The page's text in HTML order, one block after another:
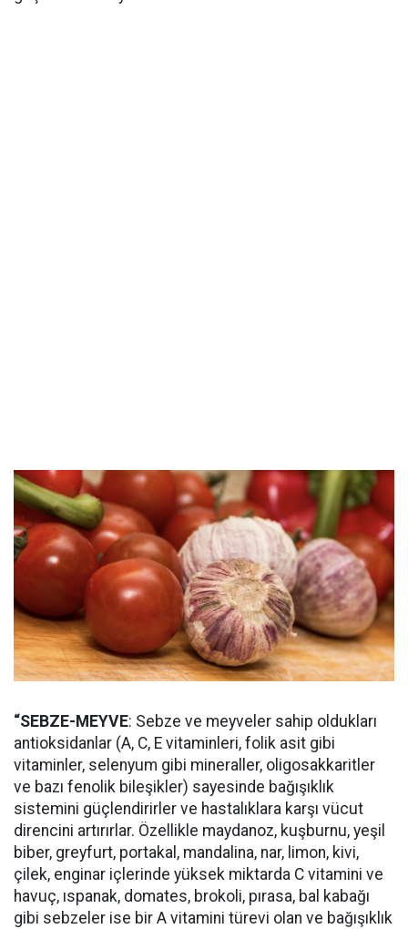
“SEBZE-MEYVE: Sebze ve meyveler sahip oldukları
antioksidanlar (A, C, E vitaminleri, folik asit gibi
vitaminler, selenyum gibi mineraller, oligosakkaritler
ve bazı fenolik bileşikler) sayesinde bağışıklık
sistemini güçlendirirler ve hastalıklara karşı vücut
direncini artırırlar. Özellikle maydanoz, kuşburnu, yeşil
biber, greyfurt, portakal, mandalina, nar, limon, kivi,
çilek, enginar içlerinde yüksek miktarda C vitamini ve
havuç, ıspanak, domates, brokoli, pırasa, bal kabağı
gibi sebzeler ise bir A vitamini türevi olan ve bağışıklık